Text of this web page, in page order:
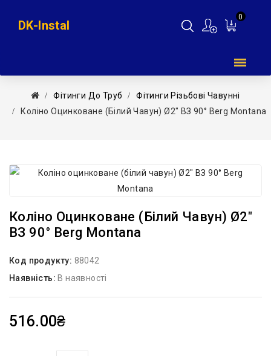
0
DK-Instal
Фітинги До Труб
Фітинги Різьбові Чавунні
Коліно Оцинковане (білий Чавун) Ø2″ ВЗ 90° Berg Montana
Коліно Оцинковане (білий Чавун) Ø2″
ВЗ 90° Berg Montana
Код продукту: 88042
Наявність: В наявності
516.00₴